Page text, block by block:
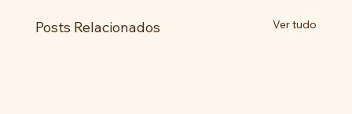
Posts Relacionados Ver tudo